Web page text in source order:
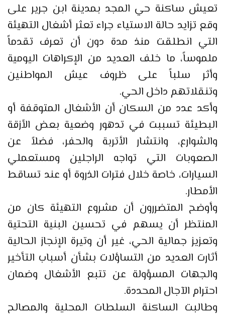
تعيش ساكنة حي المجد بمدينة ابن جرير على
وقع تزايد حالة الاستياء جراء تعثر أشغال التهيئة
التي انطلقت منذ مدة دون أن تعرف تقدماً
ملموساً، ما خلف العديد من الإكراهات اليومية
وأثر سلباً على ظروف عيش المواطنين
وتنقلاتهم داخل الحي.
وأكد عدد من السكان أن الأشغال المتوقفة أو
البطيئة تسببت في تدهور وضعية بعض الأزقة
والشوارع، وانتشار الأتربة والحفر، فضلاً عن
الصعوبات التي تواجه الراجلين ومستعملي
السيارات، خاصة خلال فترات الذروة أو عند تساقط
الأمطار.
وأوضح المتضررون أن مشروع التهيئة كان من
المنتظر أن يسهم في تحسين البنية التحتية
وتعزيز جمالية الحي، غير أن وتيرة الإنجاز الحالية
أثارت العديد من التساؤلات بشأن أسباب التأخير
والجهات المسؤولة عن تتبع الأشغال وضمان
احترام الآجال المحددة.
وطالبت الساكنة السلطات المحلية والمصالح